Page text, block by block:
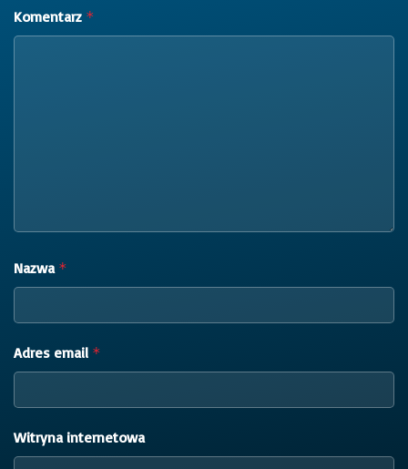
Komentarz *
Nazwa *
Adres email *
Witryna internetowa